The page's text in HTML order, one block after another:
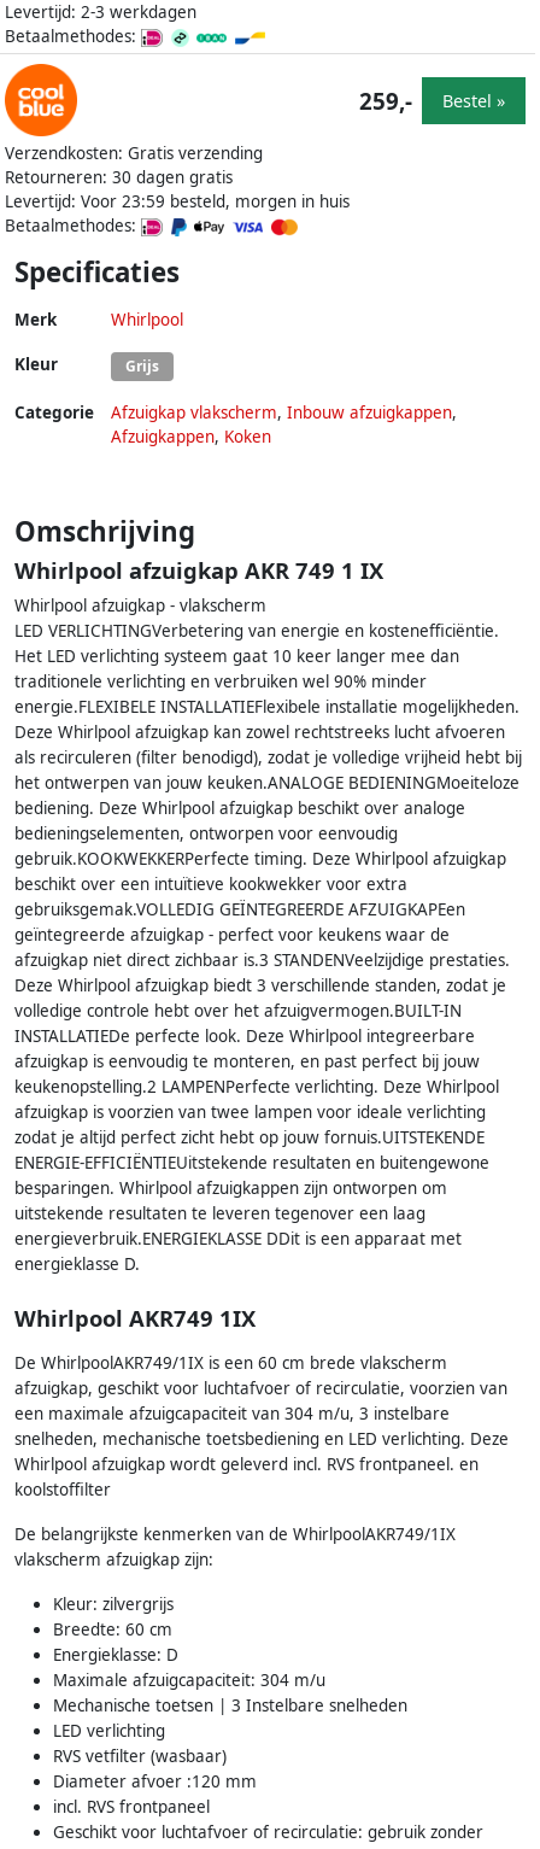
Levertijd: 2-3 werkdagen
Betaalmethodes:
Verzendkosten: Gratis verzending
Retourneren: 30 dagen gratis
Levertijd: Voor 23:59 besteld, morgen in huis
Betaalmethodes:
259,- Bestel »
Specificaties
Merk Whirlpool
Kleur Grijs
Categorie Afzuigkap vlakscherm, Inbouw afzuigkappen,
Afzuigkappen, Koken
Omschrijving
Whirlpool afzuigkap AKR 749 1 IX
Whirlpool afzuigkap - vlakscherm
LED VERLICHTINGVerbetering van energie en kostenefficiëntie.
Het LED verlichting systeem gaat 10 keer langer mee dan
traditionele verlichting en verbruiken wel 90% minder
energie.FLEXIBELE INSTALLATIEFlexibele installatie mogelijkheden.
Deze Whirlpool afzuigkap kan zowel rechtstreeks lucht afvoeren
als recirculeren (filter benodigd), zodat je volledige vrijheid hebt bij
het ontwerpen van jouw keuken.ANALOGE BEDIENINGMoeiteloze
bediening. Deze Whirlpool afzuigkap beschikt over analoge
bedieningselementen, ontworpen voor eenvoudig
gebruik.KOOKWEKKERPerfecte timing. Deze Whirlpool afzuigkap
beschikt over een intuïtieve kookwekker voor extra
gebruiksgemak.VOLLEDIG GEÏNTEGREERDE AFZUIGKAPEen
geïntegreerde afzuigkap - perfect voor keukens waar de
afzuigkap niet direct zichbaar is.3 STANDENVeelzijdige prestaties.
Deze Whirlpool afzuigkap biedt 3 verschillende standen, zodat je
volledige controle hebt over het afzuigvermogen.BUILT-IN
INSTALLATIEDe perfecte look. Deze Whirlpool integreerbare
afzuigkap is eenvoudig te monteren, en past perfect bij jouw
keukenopstelling.2 LAMPENPerfecte verlichting. Deze Whirlpool
afzuigkap is voorzien van twee lampen voor ideale verlichting
zodat je altijd perfect zicht hebt op jouw fornuis.UITSTEKENDE
ENERGIE-EFFICIËNTIEUitstekende resultaten en buitengewone
besparingen. Whirlpool afzuigkappen zijn ontworpen om
uitstekende resultaten te leveren tegenover een laag
energieverbruik.ENERGIEKLASSE DDit is een apparaat met
energieklasse D.
Whirlpool AKR749 1IX
De WhirlpoolAKR749/1IX is een 60 cm brede vlakscherm
afzuigkap, geschikt voor luchtafvoer of recirculatie, voorzien van
een maximale afzuigcapaciteit van 304 m/u, 3 instelbare
snelheden, mechanische toetsbediening en LED verlichting. Deze
Whirlpool afzuigkap wordt geleverd incl. RVS frontpaneel. en
koolstoffilter
De belangrijkste kenmerken van de WhirlpoolAKR749/1IX
vlakscherm afzuigkap zijn:
Kleur: zilvergrijs
Breedte: 60 cm
Energieklasse: D
Maximale afzuigcapaciteit: 304 m/u
Mechanische toetsen | 3 Instelbare snelheden
LED verlichting
RVS vetfilter (wasbaar)
Diameter afvoer :120 mm
incl. RVS frontpaneel
Geschikt voor luchtafvoer of recirculatie: gebruik zonder